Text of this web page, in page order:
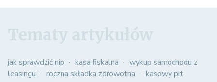
jak sprawdzić nip kasa fiskalna
wykup samochodu z
leasingu
roczna składka zdrowotna
kasowy pit